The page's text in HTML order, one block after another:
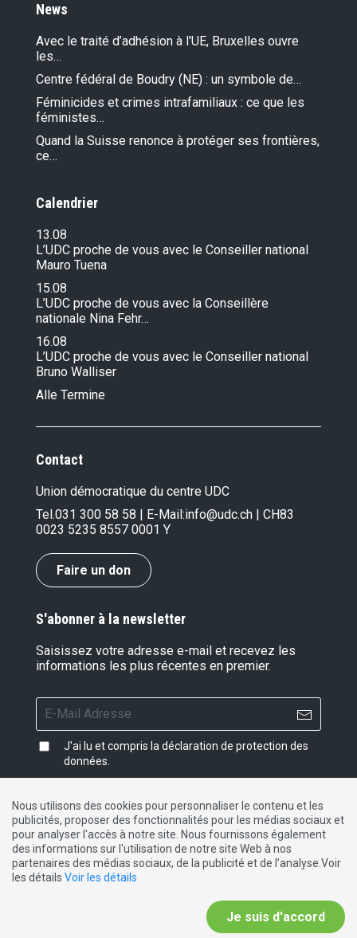
News
Avec le traité d’adhésion à l'UE, Bruxelles ouvre
les…
Centre fédéral de Boudry (NE) : un symbole de…
Féminicides et crimes intrafamiliaux : ce que les
féministes…
Quand la Suisse renonce à protéger ses frontières,
ce…
Calendrier
13.08
L’UDC proche de vous avec le Conseiller national
Mauro Tuena
15.08
L’UDC proche de vous avec la Conseillère
nationale Nina Fehr…
16.08
L’UDC proche de vous avec le Conseiller national
Bruno Walliser
Alle Termine
Contact
Union démocratique du centre UDC
Tel.031 300 58 58 | E-Mail:info@udc.ch | CH83
0023 5235 8557 0001 Y
Faire un don
S'abonner à la newsletter
Saisissez votre adresse e-mail et recevez les
informations les plus récentes en premier.
J'ai lu et compris la déclaration de protection des
données
Impressum| Protection des données|Contact
DE FR IT
Nous utilisons des cookies pour personnaliser le contenu et les
publicités, proposer des fonctionnalités pour les médias sociaux et
pour analyser l'accès à notre site. Nous fournissons également
des informations sur l'utilisation de notre site Web à nos
partenaires des médias sociaux, de la publicité et de l’analyse.Voir
les détails Voir les détails
Je suis d'accord